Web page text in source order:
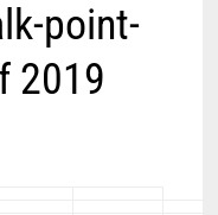
point-
2019